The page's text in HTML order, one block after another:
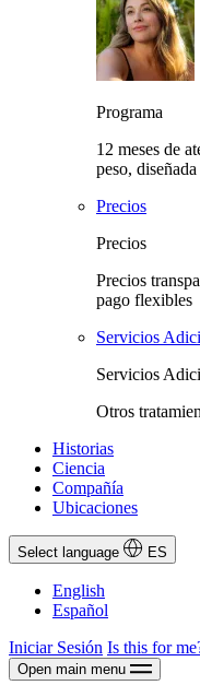
Programa
12 meses de
peso,
Precios
Precios
Precios
pago flexibles
Servicios
Servicios
Otros
Historias
Ciencia
Compañía
Ubicaciones
Select language ES
English
Español
Iniciar Sesión Is this for
Open main menu